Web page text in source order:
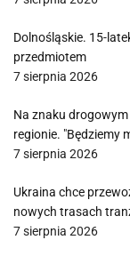
Dolnośląskie. 15-
przedmiotem
7 sierpnia 2026
Na znaku
regionie. "Będziemy
7 sierpnia 2026
Ukraina chce
nowych trasach
7 sierpnia 2026